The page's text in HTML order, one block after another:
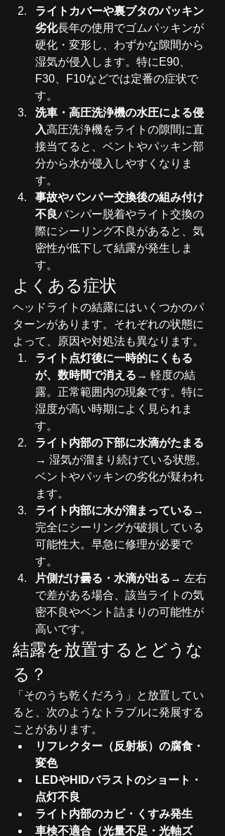
ライトカバーや裏ブタのパッキン
劣化長年の使用でゴムパッキンが
硬化・変形し、わずかな隙間から
湿気が侵入します。特にE90、
F30、F10などでは定番の症状で
す。
洗車・高圧洗浄機の水圧による侵
入高圧洗浄機をライトの隙間に直
接当てると、ベントやパッキン部
分から水が侵入しやすくなりま
す。
事故やバンパー交換後の組み付け
不良バンパー脱着やライト交換の
際にシーリング不良があると、気
密性が低下して結露が発生しま
す。
よくある症状
ヘッドライトの結露にはいくつかのパ
ターンがあります。それぞれの状態に
よって、原因や対処法も異なります。
ライト点灯後に一時的にくもる
が、数時間で消える → 軽度の結
露。正常範囲内の現象です。特に
湿度が高い時期によく見られま
す。
ライト内部の下部に水滴がたまる
→ 湿気が溜まり続けている状態。
ベントやパッキンの劣化が疑われ
ます。
ライト内部に水が溜まっている →
完全にシーリングが破損している
可能性大。早急に修理が必要で
す。
片側だけ曇る・水滴が出る → 左右
で差がある場合、該当ライトの気
密不良やベント詰まりの可能性が
高いです。
結露を放置するとどうな
る？
「そのうち乾くだろう」と放置してい
ると、次のようなトラブルに発展する
ことがあります。
リフレクター（反射板）の腐食・
変色
LEDやHIDバラストのショート・
点灯不良
ライト内部のカビ・くすみ発生
車検不適合（光量不足・光軸ズ